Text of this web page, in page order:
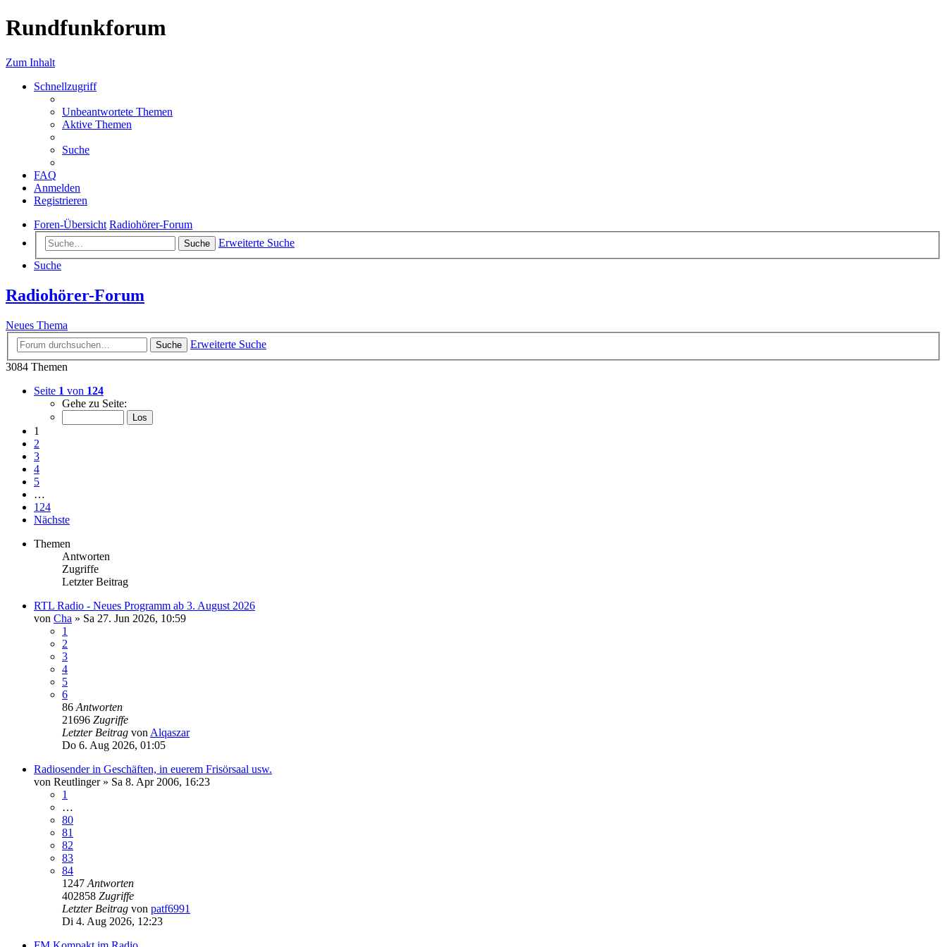
Rundfunkforum
Zum Inhalt
Schnellzugriff
Unbeantwortete Themen
Aktive Themen
Suche
FAQ
Anmelden
Registrieren
Foren-Übersicht Radiohörer-Forum
Suche
Erweiterte Suche
Suche
Radiohörer-Forum
Neues Thema
Suche
Erweiterte Suche
3084 Themen
Seite 1 von 124
Gehe zu Seite:
1
2
3
4
5
…
124
Nächste
Themen
Antworten
Zugriffe
Letzter Beitrag
RTL Radio - Neues Programm ab 3. August 2026
von Cha » Sa 27. Jun 2026, 10:59
1
2
3
4
5
6
86 Antworten
21696 Zugriffe
Letzter Beitrag von Alqaszar
Do 6. Aug 2026, 01:05
Radiosender in Geschäften, in euerem Frisörsaal usw.
von Reutlinger» Sa 8. Apr 2006, 16:23
1
…
80
81
82
83
84
1247 Antworten
402858 Zugriffe
Letzter Beitrag von patf6991
Di 4. Aug 2026, 12:23